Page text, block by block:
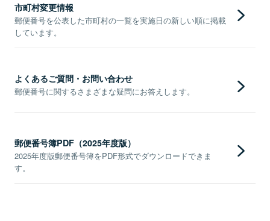
市町村変更情報
郵便番号を公表した市町村の一覧を実施日の新しい順に掲載
しています。
よくあるご質問・お問い合わせ
郵便番号に関するさまざまな疑問にお答えします。
郵便番号簿PDF（2025年度版）
2025年度版郵便番号簿をPDF形式でダウンロードできま
す。